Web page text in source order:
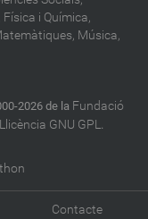
Física i Química,
Música,
2026 de la Fundació
Llicència GNU GPL.
Contacte